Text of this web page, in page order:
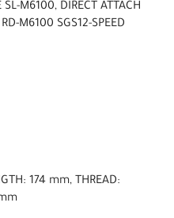
SL-M6100, DIRECT ATTACH
M6100 SGS12-SPEED
174 mm, THREAD: